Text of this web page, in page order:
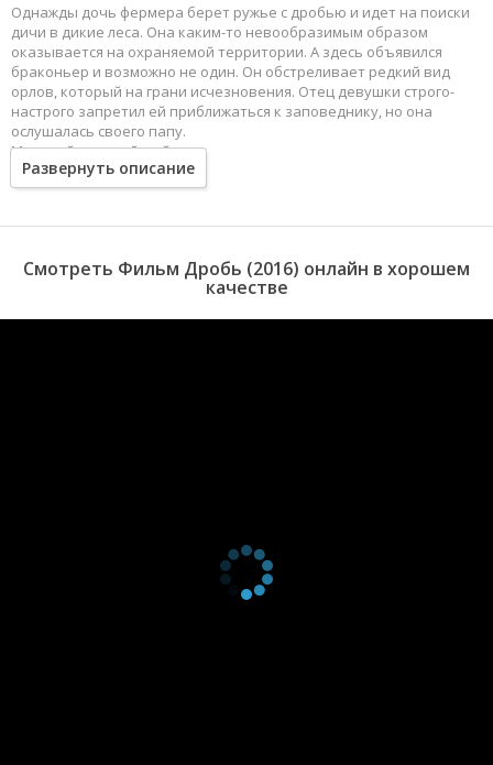
Однажды дочь фермера берет ружье с дробью и идет на поиски
дичи в дикие леса. Она каким-то невообразимым образом
оказывается на охраняемой территории. А здесь объявился
браконьер и возможно не один. Он обстреливает редкий вид
орлов, который на грани исчезновения. Отец девушки строго-
настрого запретил ей приближаться к заповеднику, но она
ослушалась своего папу.
Местный полицейский расследует странное исчезновение
полного пассажиров автобуса. Известие о том, что в
заповеднике промышляет браконьер, заставляет его
усилия на поиски убийцы животных. В ходе расследования он
причастности к преступлению.
Развернуть описание
Смотреть Фильм Дробь (2016) онлайн в хорошем
качестве